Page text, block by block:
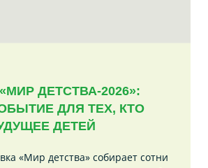
ДЕТСТВА-2026»:
ДЛЯ ТЕХ, КТО
ДЕТЕЙ
«Мир детства» собирает сотни